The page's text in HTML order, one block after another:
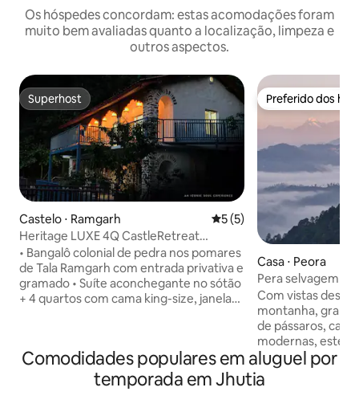
Os hóspedes concordam: estas acomodações foram
muito bem avaliadas quanto a localização, limpeza e
outros aspectos.
Superhost
Superhost
Castelo ⋅ Ramgarh 5 de uma avaliação média
5 (5)
Heritage LUXE 4Q CastleRetreat
IAttic•Wi-Fi•AC•TV
• Bangalô colonial de pedra nos pomares
de Tala Ramgarh com entrada privativa e
gramado • Suíte aconchegante no sótão
+ 4 quartos com cama king-size, janelas
lugares para chai ao nascer do sol, vistas
do pôr do sol e observação de estrelas •
Cozinha + sala com Smart TV e poltrona
Preferido dos
Preferido dos
Casa ⋅ Peora
Pera selvagem
Com vistas
montanha,
de pássaros,
modernas, este
tranquilidade e
caminhar 10
Há uma subida
Comodidades populares em aluguel por
temporada em Jhutia